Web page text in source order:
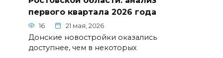
первого квартала 2026 года
16 21 мая, 2026
Донские новостройки оказались
доступнее, чем в некоторых